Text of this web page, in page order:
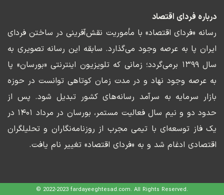
درباره فردای اقتصاد
رسانه «فردای اقتصاد» با مأموریت نقش‌آفرینی در ساختن فردای
ایران پا به عرصه وجود می‌گذارد. سابقه این رسانه تصویری به
سال ۱۳۹۹ برمی‌گردد؛ زمانی که تلویزیون اینترنتی «بورسان» پا
به عرصه وجود نهاد و در مدت زمان کوتاهی توانست در حوزه
بازار سرمایه به سرآمد رسانه‌های کشور تبدیل شود. پس از
حدود دو و نیم سال فعالیت مستمر، بورسان در مرداد ۱۴۰۱ در
یک فاز توسعه‌ای با تیمی مجرب از روزنامه‌نگاران و تحلیلگران
اقتصادی ادغام شد و به «فردای اقتصاد» تغییر نام یافت.
© 2022-2023 fardayeeghtesad.com. All Rights Reserved.